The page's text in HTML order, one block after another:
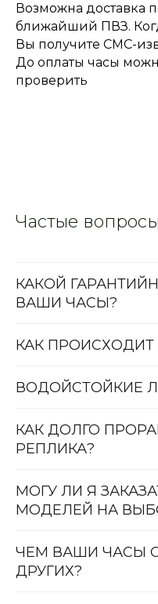
Возможна доставка
ближайший ПВЗ.
Вы получите СМС-
До оплаты часы
проверить
Частые вопросы
КАКОЙ
ВАШИ ЧАСЫ?
КАК ПРОИСХОДИТ
ВОДОЙСТОЙКИЕ
КАК ДОЛГО
РЕПЛИКА?
МОГУ ЛИ Я
МОДЕЛЕЙ НА
ЧЕМ ВАШИ ЧАСЫ
ДРУГИХ?